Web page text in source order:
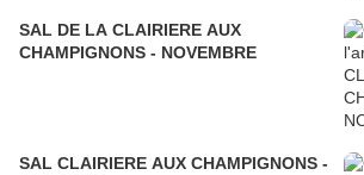
SAL DE LA CLAIRIERE AUX
CHAMPIGNONS - NOVEMBRE
SAL CLAIRIERE AUX CHAMPIGNONS -